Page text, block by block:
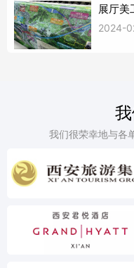
展厅美
2024-
我们很荣幸地与各